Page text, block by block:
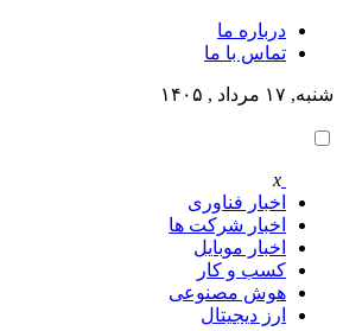
درباره ما
تماس با ما
شنبه, ۱۷ مرداد , ۱۴۰۵
x
اخبار فناوری
اخبار شرکت ها
اخبار موبایل
کسب و کار
هوش مصنوعی
ارز دیجیتال